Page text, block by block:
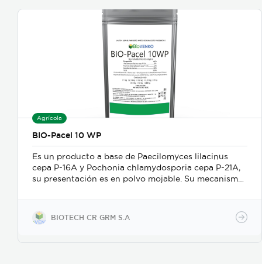
nutricional en 100 gramos: Calorías 19, Grasas
totales 0,1 g, Ácidos grasos saturados 0 g, Colesterol
g, Fibra alimentaria 1,7 g, Azúcares 1,7 g, Proteínas
Agrícola
BIO-Pacel 10 WP
Es un producto a base de Paecilomyces lilacinus
cepa P-16A y Pochonia chlamydosporia cepa P-21A,
su presentación es en polvo mojable. Su mecanismo
contacto, se adhiere a las masas de huevos, forma
apresorios con hifas que ingresan a través de los
poros de la vitelina, posteriormente prolifera en los
BIOTECH CR GRM S.A